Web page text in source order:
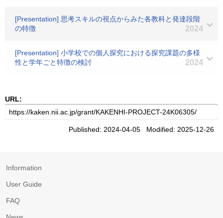
[Presentation] 思考スキルの視点からみた各教科と発達段階
の特徴
2024
[Presentation] 小学校での個人探究における探究課題の多様
性と学年ごと特徴の検討
2024
URL:
Published: 2024-04-05 Modified: 2025-12-26
Information
User Guide
FAQ